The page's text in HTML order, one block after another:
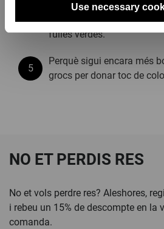
Use necessary
Servir amb llavors de
acompanyat d'unes fulles
fulles verdes.
Perquè sigui encara més
grocs per donar toc de
NO ET PERDIS RES
No et vols perdre res? Aleshores,
i rebeu un 15% de descompte en la
comanda.